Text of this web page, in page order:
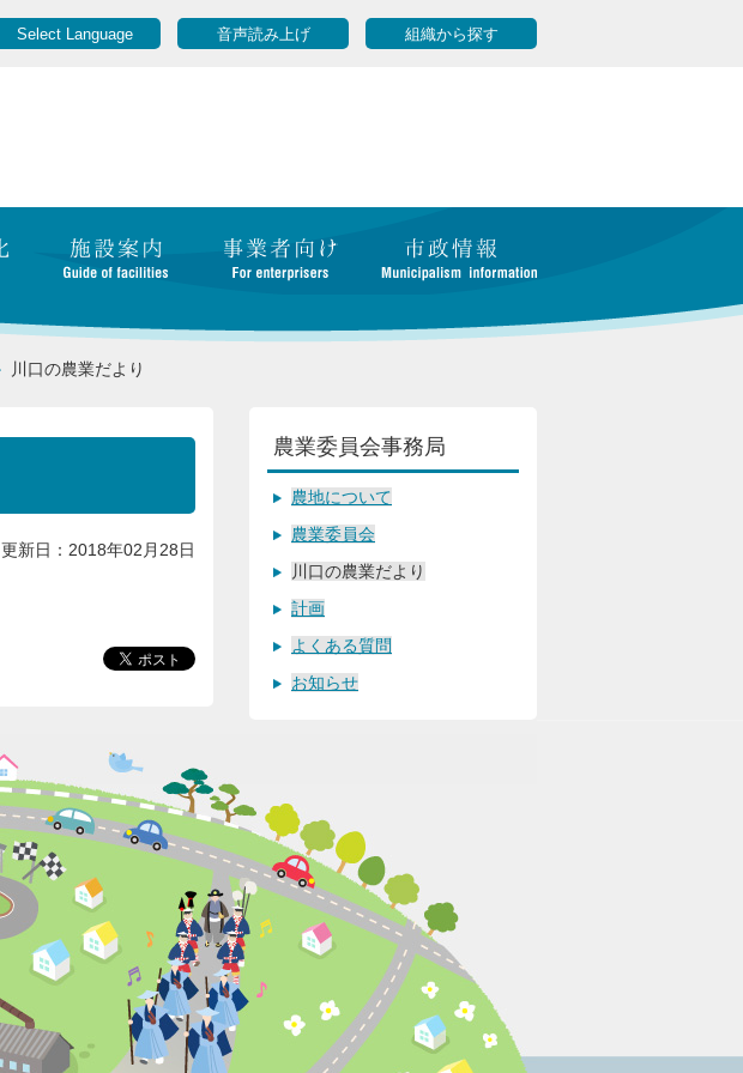
Select Language 音声読み上げ 組織から探す
川口の農業だより
更新日：2018年02月28日
農業委員会事務局
農地について
農業委員会
川口の農業だより
計画
よくある質問
お知らせ